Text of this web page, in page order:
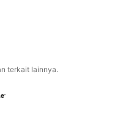
terkait lainnya.